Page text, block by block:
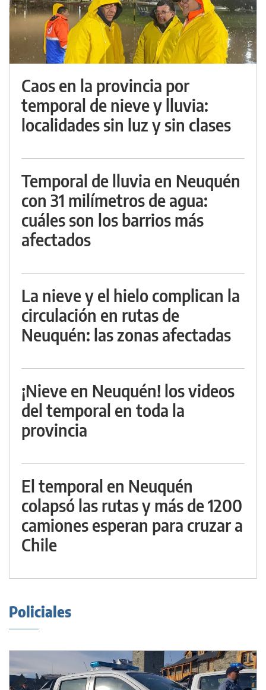
Caos en la provincia por
temporal de nieve y lluvia:
localidades sin luz y sin clases
Temporal de lluvia en Neuquén
con 31 milímetros de agua:
cuáles son los barrios más
afectados
La nieve y el hielo complican la
circulación en rutas de
Neuquén: las zonas afectadas
¡Nieve en Neuquén! los videos
del temporal en toda la
provincia
El temporal en Neuquén
colapsó las rutas y más de 1200
camiones esperan para cruzar a
Chile
Policiales